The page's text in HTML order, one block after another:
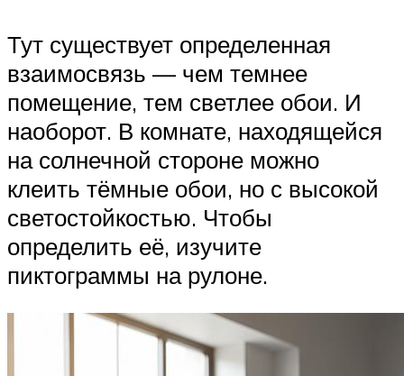
Тут существует определенная
взаимосвязь — чем темнее
помещение, тем светлее обои. И
наоборот. В комнате, находящейся
на солнечной стороне можно
клеить тёмные обои, но с высокой
светостойкостью. Чтобы
определить её, изучите
пиктограммы на рулоне.